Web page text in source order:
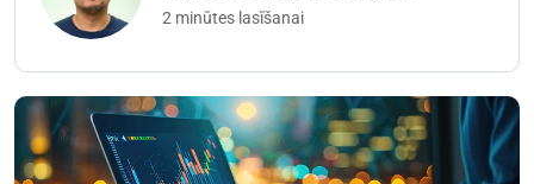
2 minūtes lasīšanai